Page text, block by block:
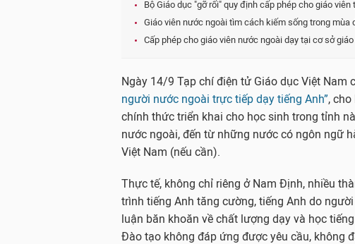
Bộ Giáo dục "gỡ rối" quy định cấp phép cho giáo
Giáo viên nước ngoài tìm cách kiếm sống trong mùa
Cấp phép cho giáo viên nước ngoài dạy tại cơ sở
Ngày 14/9 Tạp chí điện tử Giáo dục Việt Nam
người nước ngoài trực tiếp dạy tiếng Anh”,
chính thức triển khai cho học sinh trong tỉnh
nước ngoài, đến từ những nước có ngôn ngữ
Việt Nam (nếu cần).
Thực tế, không chỉ riêng ở Nam Định, nhiều
trình tiếng Anh tăng cường, tiếng Anh do
luận băn khoăn về chất lượng dạy và học
Đào tạo không đáp ứng được yêu cầu, không